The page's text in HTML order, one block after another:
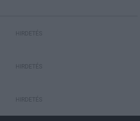
HIRDETÉS
HIRDETÉS
HIRDETÉS